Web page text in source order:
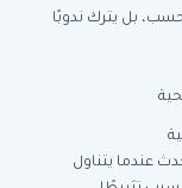
بل يترك ندوبًا
عندما يتناول